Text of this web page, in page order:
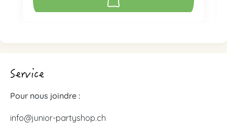
Service
Pour nous joindre :
info@junior-partyshop.ch